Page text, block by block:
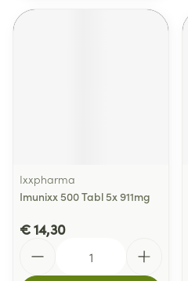
Ixxpharma
Imunixx 500 Tabl 5x 911mg
€ 14,30